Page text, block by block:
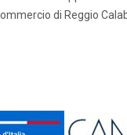
di Reggio